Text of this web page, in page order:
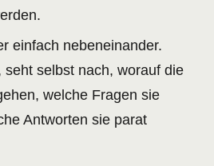
einfach nebeneinander.
seht selbst nach, worauf die
welche Fragen sie
Antworten sie parat